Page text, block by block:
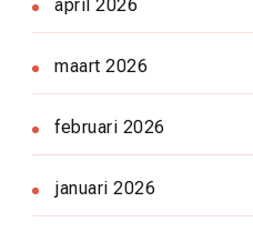
april 2026
maart 2026
februari 2026
januari 2026